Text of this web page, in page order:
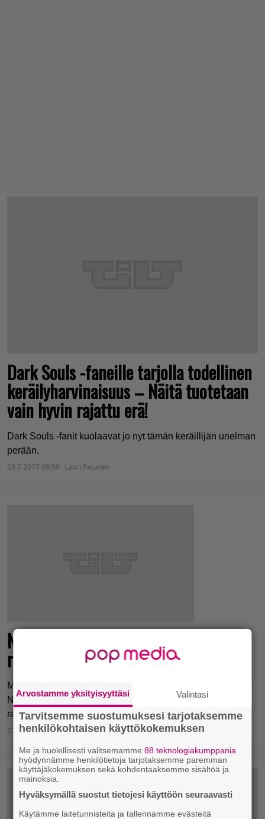
Dark Souls -faneille tarjolla todellinen
keräilyharvinaisuus – Näitä tuotetaan
vain hyvin rajattu erä!
Dark Souls -fanit kuolaavat jo nyt tämän keräillijän unelman
perään.
28.7.2017 09:59 Lauri Pajunen
Nintendo testasi Mario Karttia ilman
raivoa aiheuttavaa asetta
Mario Kart -kilpurisarjan johtaja Kosuke Yabuki paljasti
Nintendon testanneen Mario Kartia ilman pelin
raivostuttavinta asetta.
27.7.2017 10:09 Lauri Pajunen
Arvostamme yksityisyyttäsi Valintasi
Tarvitsemme suostumuksesi tarjotaksemme
henkilökohtaisen käyttökokemuksen
Me ja huolellisesti valitsemamme88 teknologiakumppania
hyödynnämme henkilötietoja tarjotaksemme paremman
käyttäjäkokemuksen sekä kohdentaaksemme sisältöä ja
mainoksia.
Hyväksymällä suostut tietojesi käyttöön seuraavasti
Käytämme laitetunnisteita ja tallennamme evästeitä